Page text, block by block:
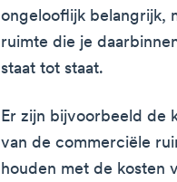
ongelooflijk belangrijk,
ruimte die je
staat tot staat.
Er zijn bijvoorbeeld de
van de commerciële
houden met de kosten